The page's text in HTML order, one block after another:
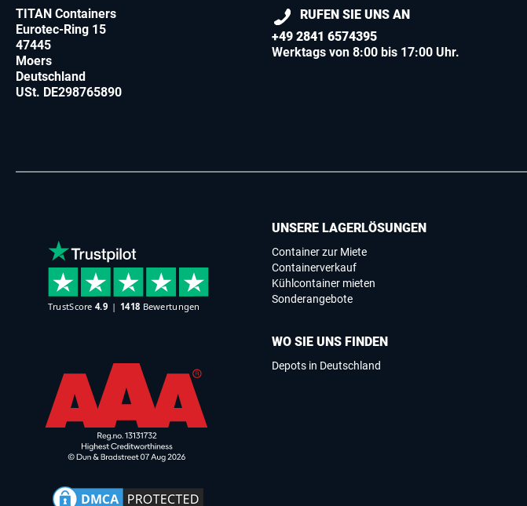
TITAN Containers
Eurotec-Ring 15
47445
Moers
Deutschland
USt. DE298765890
RUFEN SIE UNS AN
+49 2841 6574395
Werktags von 8:00 bis 17:00 Uhr.
UNSERE LAGERLÖSUNGEN
Container zur Miete
Containerverkauf
Kühlcontainer mieten
Sonderangebote
WO SIE UNS FINDEN
Depots in Deutschland